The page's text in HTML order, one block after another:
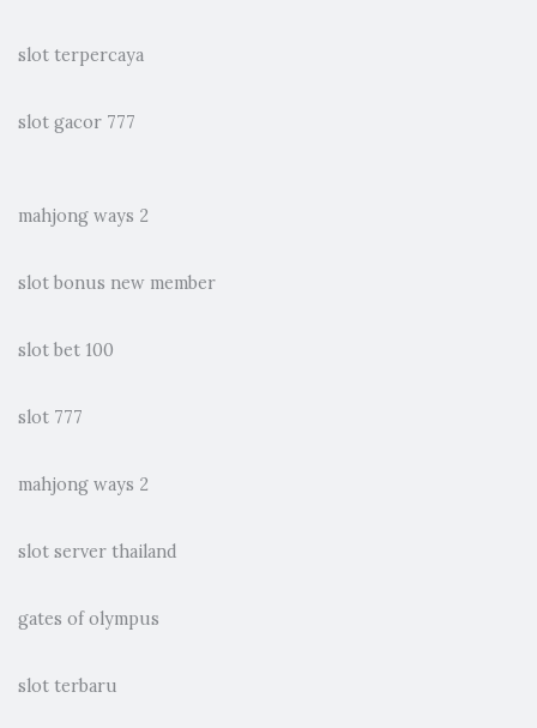
slot terpercaya
slot gacor 777
mahjong ways 2
slot bonus new member
slot bet 100
slot 777
mahjong ways 2
slot server thailand
gates of olympus
slot terbaru